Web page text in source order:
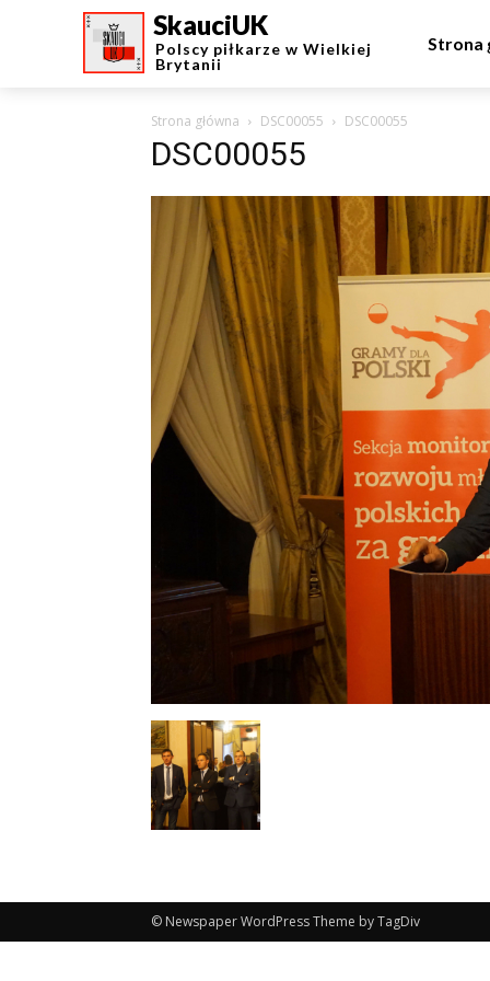
SkauciUK
Polscy piłkarze w Wielkiej
Brytanii
Strona
Strona główna DSC00055 DSC00055
DSC00055
© Newspaper WordPress Theme by TagDiv